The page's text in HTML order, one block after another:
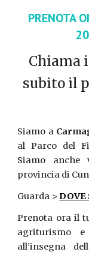
PRENOTA
Chiama
subito il
Siamo a
al Parco del
Siamo anche
provincia di
Guarda >DOVE
Prenota ora il
agriturismo
all’insegna